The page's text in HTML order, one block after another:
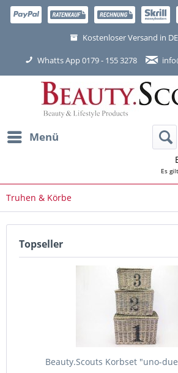
Kostenloser Versand in
Whatts App 0179 - 155 3278
Menü
Es
Truhen & Körbe
Topseller
Beauty.Scouts Korbset "uno-